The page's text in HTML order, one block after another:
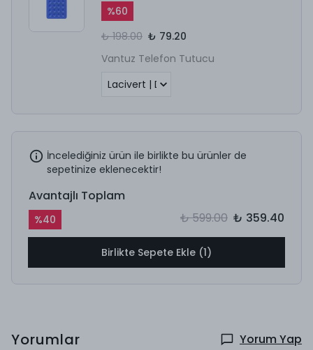
%60
₺ 198.00 ₺ 79.20
Vantuz Telefon Tutucu
İncelediğiniz ürün ile birlikte bu ürünler de
sepetinize eklenecektir!
Avantajlı Toplam
%40 ₺ 599.00 ₺ 359.40
Birlikte Sepete Ekle (1)
Yorumlar Yorum Yap